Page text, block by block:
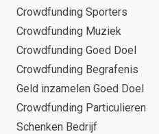
Crowdfunding Sporters
Crowdfunding Muziek
Crowdfunding Goed Doel
Crowdfunding Begrafenis
Geld inzamelen Goed Doel
Crowdfunding Particulieren
Schenken Bedrijf